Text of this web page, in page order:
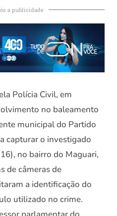
a publicidade
Polícia Civil, em
no baleamento
municipal do Partido
capturar o investigado
no bairro do Maguari,
de câmeras de
a identificação do
utilizado no crime.